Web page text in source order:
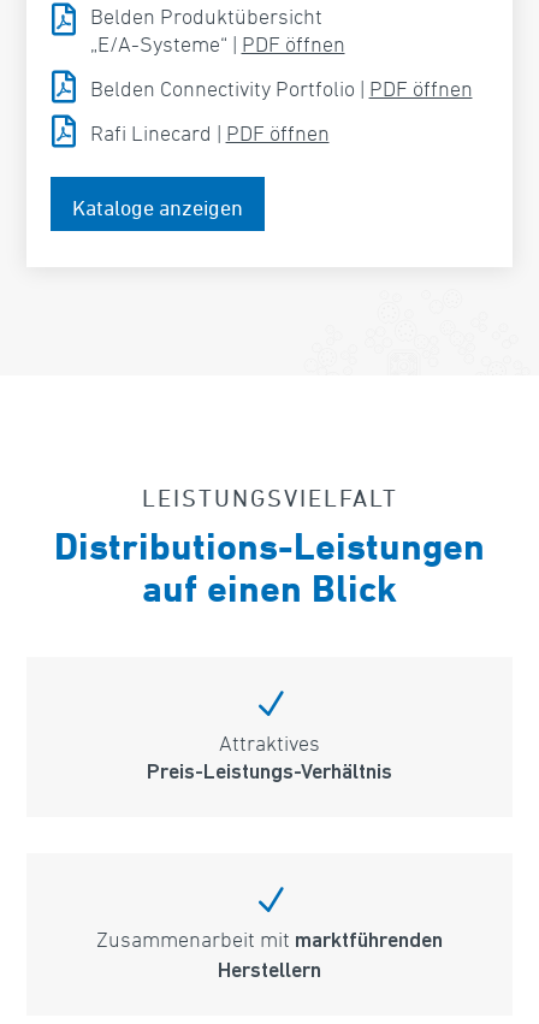

Belden Produktübersicht
„E/A-Systeme“ | PDF öffnen
 Belden Connectivity Portfolio | PDF öffnen
 Rafi Linecard | PDF öffnen
Kataloge anzeigen
LEISTUNGSVIELFALT
Distributions-Leistungen
auf einen Blick
N
Attraktives
Preis-Leistungs-Verhältnis
N
Zusammenarbeit mit marktführenden
Herstellern